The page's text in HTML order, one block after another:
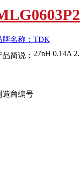
牌名称：TDK
品简说： 27nH 0.14A
造商编号